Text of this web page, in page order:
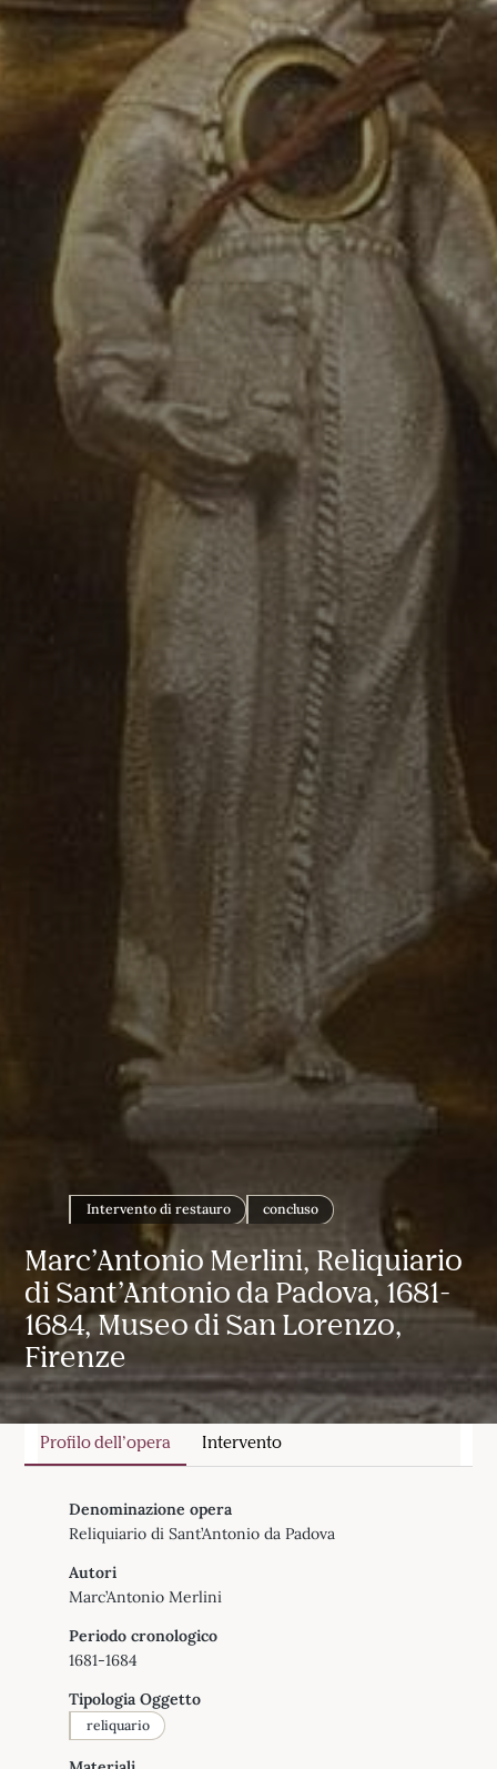
Marc’Antonio Merlini, Reliquiario
di Sant’Antonio da Padova, 1681-
1684, Museo di San Lorenzo,
Firenze
Intervento di restauro concluso
Profilo dell’opera Intervento
Denominazione opera
Reliquiario di Sant’Antonio da Padova
Autori
Marc’Antonio Merlini
Periodo cronologico
1681-1684
Tipologia Oggetto
reliquario